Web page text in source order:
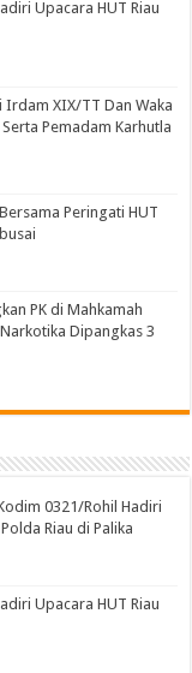
Upacara HUT Riau
XIX/TT Dan Waka
Pemadam Karhutla
Peringati HUT
PK di Mahkamah
Dipangkas 3
0321/Rohil Hadiri
Riau di Palika
Upacara HUT Riau